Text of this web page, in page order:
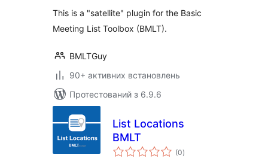
This is a "satellite" plugin for the Basic
Meeting List Toolbox (BMLT).
BMLTGuy
90+ активних встановлень
Протестований з 6.9.6
List Locations
BMLT
(0загальний
рейтинг
)